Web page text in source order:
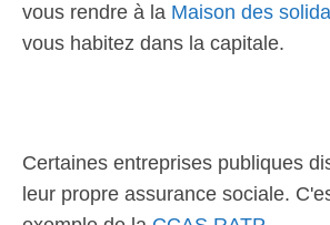
vous rendre à la Maison des
vous habitez dans la capitale.
Certaines entreprises publiques
leur propre assurance sociale.